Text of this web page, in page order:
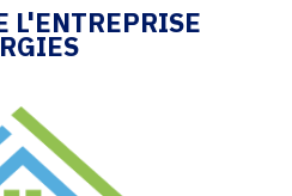
L'ENTREPRISE